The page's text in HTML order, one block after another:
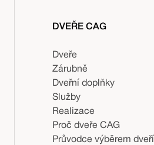
DVEŘE CAG
Dveře
Zárubně
Dveřní doplňky
Služby
Realizace
Proč dveře CAG
Průvodce výběrem dveří